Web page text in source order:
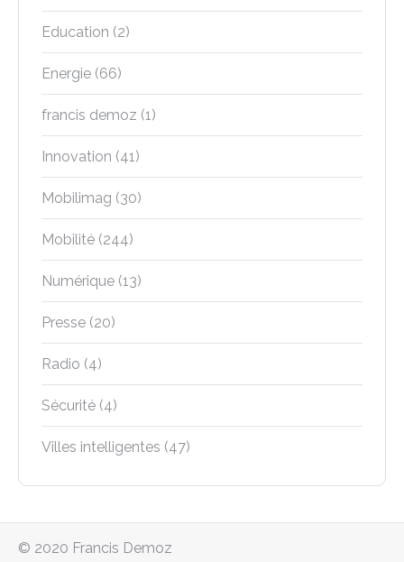
Education (2)
Energie (66)
francis demoz (1)
Innovation (41)
Mobilimag (30)
Mobilité (244)
Numérique (13)
Presse (20)
Radio (4)
Sécurité (4)
Villes intelligentes (47)
© 2020 Francis Demoz